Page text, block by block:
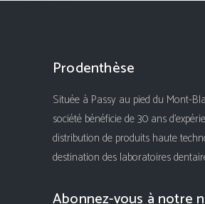
Prodenthèse
Située à Passy au pied du Mont-
société bénéficie de 30 ans
distribution de produits haute
destination des laboratoires